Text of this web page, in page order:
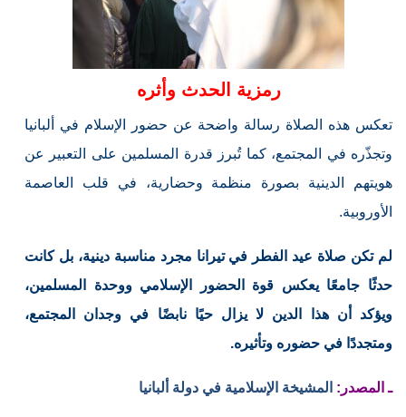
رمزية الحدث وأثره
تعكس هذه الصلاة رسالة واضحة عن حضور الإسلام في ألبانيا
وتجذّره في المجتمع، كما تُبرز قدرة المسلمين على التعبير عن
هويتهم الدينية بصورة منظمة وحضارية، في قلب العاصمة
الأوروبية.
لم تكن صلاة عيد الفطر في تيرانا مجرد مناسبة دينية، بل كانت
حدثًا جامعًا يعكس قوة الحضور الإسلامي ووحدة المسلمين،
ويؤكد أن هذا الدين لا يزال حيًا نابضًا في وجدان المجتمع،
ومتجددًا في حضوره وتأثيره.
ـ المصدر: المشيخة الإسلامية في دولة ألبانيا